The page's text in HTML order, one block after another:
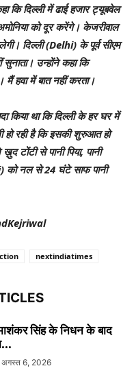
दिल्ली में ढाई हजार ट्यूबवेल
को दूर करेंगे। केजरीवाल
दिल्ली (Delhi) के पूर्व सीएम
उन्होंने कहा कि
मैं हवा में बात नहीं करता।
किया था कि दिल्ली के हर घर में
हो रही है कि इसकी शुरुआत हो
टोंटी से पानी पिया, पानी
को नल से 24 घंटे साफ पानी
nextindiatimes
सिंह के निधन के बाद
अगस्त 6, 2026